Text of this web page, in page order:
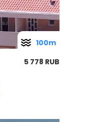
5 778 RUB
100m